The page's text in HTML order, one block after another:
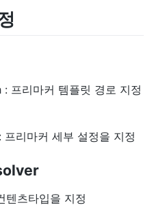
프리마커 템플릿 경로 지정
리마커 세부 설정을 지정
츠타입을 지정